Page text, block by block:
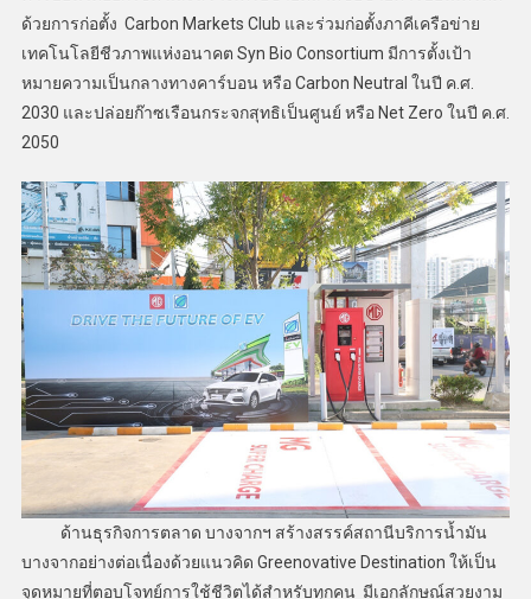
ด้วยการก่อตั้ง Carbon Markets Club และร่วมก่อตั้งภาคีเครือข่าย
เทคโนโลยีชีวภาพแห่งอนาคต Syn Bio Consortium มีการตั้งเป้า
หมายความเป็นกลางทางคาร์บอน หรือ Carbon Neutral ในปี ค.ศ.
2030 และปล่อยก๊าซเรือนกระจกสุทธิเป็นศูนย์ หรือ Net Zero ในปี ค.ศ.
2050
ด้านธุรกิจการตลาด บางจากฯ สร้างสรรค์สถานีบริการน้ำมัน
บางจากอย่างต่อเนื่องด้วยแนวคิด Greenovative Destination ให้เป็น
จุดหมายที่ตอบโจทย์การใช้ชีวิตได้สำหรับทุกคน มีเอกลักษณ์สวยงาม